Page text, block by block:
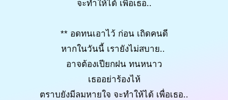
จะทำให้ได้ เพื่อเธอ..
** อดทนเอาไว้ ก่อน เถิดคนดี
หากในวันนี้ เรายังไม่สบาย..
อาจต้องเปียกฝน ทนหนาว
เธออย่าร้องไห้
ตราบยังมีลมหายใจ จะทำให้ได้ เพื่อเธอ..